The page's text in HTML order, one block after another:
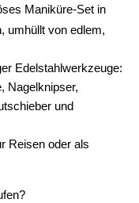
Maniküre-Set in
umhüllt von edlem,
Edelstahlwerkzeuge
Nagelknipser,
und
Reisen oder als